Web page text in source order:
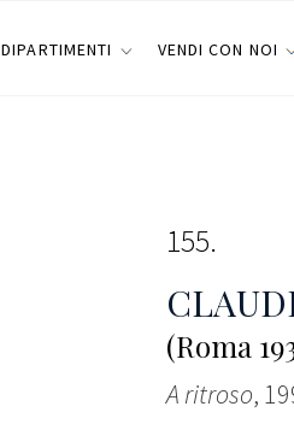
DIPARTIMENTI VENDI CON NOI
155
(Roma
A ritroso,